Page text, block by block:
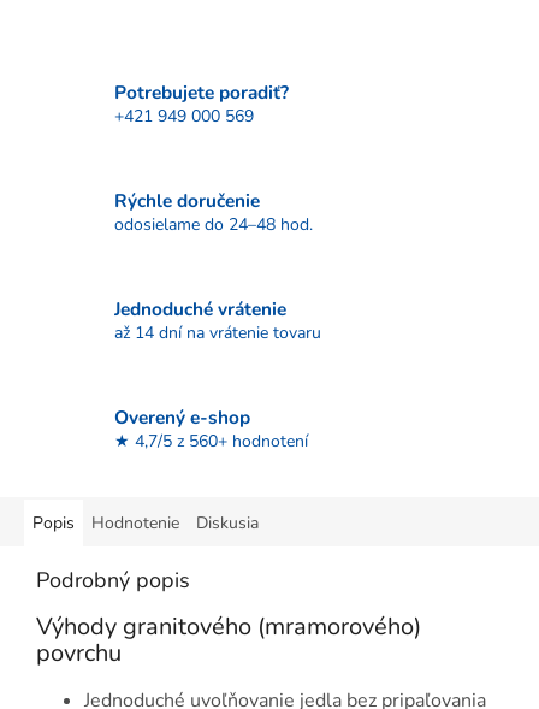
Potrebujete poradiť?
+421 949 000 569
Rýchle doručenie
odosielame do 24–48 hod.
Jednoduché vrátenie
až 14 dní na vrátenie tovaru
Overený e-shop
★ 4,7/5 z 560+ hodnotení
Popis Hodnotenie Diskusia
Podrobný popis
Výhody granitového (mramorového)
povrchu
Jednoduché uvoľňovanie jedla bez pripaľovania